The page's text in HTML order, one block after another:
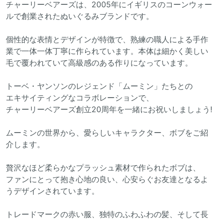
チャーリーベアーズは、2005年にイギリスのコーンウォー
ルで創業されたぬいぐるみブランドです。
個性的な表情とデザインが特徴で、熟練の職人による手作
業で一体一体丁寧に作られています。本体は細かく美しい
毛で覆われていて高級感のある作りになっています。
トーベ・ヤンソンのレジェンド「ムーミン」たちとの
エキサイティングなコラボレーションで、
チャーリーベアーズ創立20周年を一緒にお祝いしましょう!
ムーミンの世界から、愛らしいキャラクター、ボブをご紹
介します。
贅沢なほど柔らかなプラッシュ素材で作られたボブは、
ファンにとって抱き心地の良い、心安らぐお友達となるよ
うデザインされています。
トレードマークの赤い服、独特のふわふわの髪、そして長